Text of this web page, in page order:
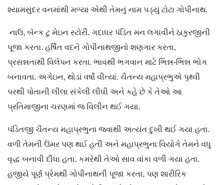
શ્યામસુંદર વનમાંથી મળ્યા એથી તેમનું નામ પડ્યું ટોટા ગોપીનાથ.
નાઉ, બૅન્ક ટુ મેઇન સ્ટોરી. ગદાધર પંડિત મન લગાવીને ઠાકુરજીની
પૂજા કરતા. હર્ષિત વદને ગોપીનાથજીનો શણગાર કરતા,
પ્રસન્નતાથી વિલેપન કરતા. ભાવથી ભગવાન માટે ભિન્ન-ભિન્ન ભોગ
બનાવતા. અગેઇન, થોડાં વર્ષો વીત્યાં. ચૈતન્ય મહાપ્રભુએ પૃથ્વી
પરથી પોતાની લીલા સંકેલી લીધી અને કહે છે કે તેઓ આ
પ્રતિમાજીના ચરણમાં જ વિલીન થઈ ગયા.
પંડિતજી ચૈતન્ય મહાપ્રભુના જવાથી અત્યંત દુખી થઈ ગયા હતા.
વળી તેમની ઉંમર પણ થઈ હતી અને મહાપ્રભુના વિયોગે તેમને વધુ
વૃદ્ધ બનાવી દીધા હતા. કમરેથી તેઓ સાવ વાંકા વળી ગયા હતા.
હજીયે પૂર્ણ પ્રેમથી ગોપીનાથની પૂજા કરતા, પણ શારીરિક